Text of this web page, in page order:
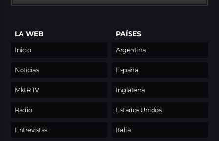
LA WEB
Inicio
Noticias
MktR TV
Radio
Entrevistas
PAÍSES
Argentina
España
Inglaterra
Estados Unidos
Italia